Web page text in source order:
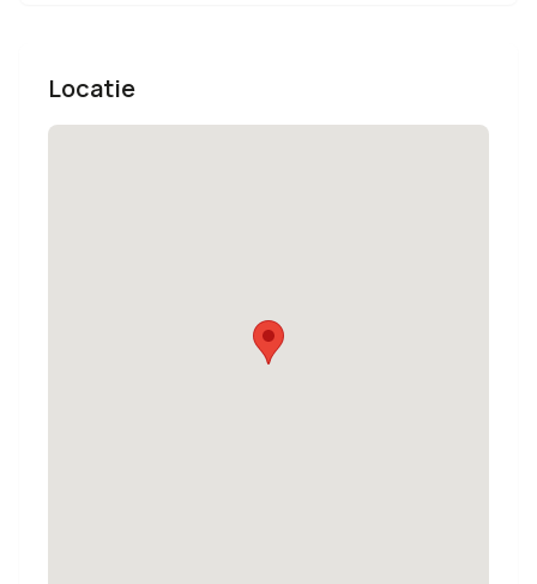
Locatie